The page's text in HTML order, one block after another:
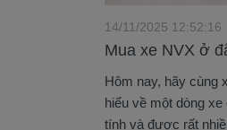
Mua xe NVX ở
14/11/2025 12:52:16
Hôm nay, hãy cùng
hiểu về một dòng
tính và được rất